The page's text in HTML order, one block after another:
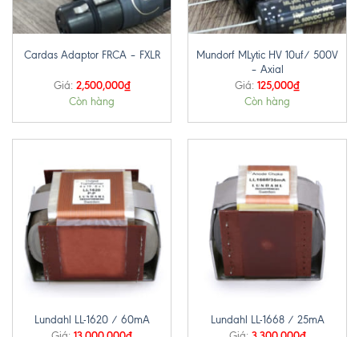
Cardas Adaptor FRCA – FXLR
Giá: 2,500,000₫
Còn hàng
Mundorf MLytic HV 10uf/ 500V
– Axial
Giá: 125,000₫
Còn hàng
Lundahl LL-1620 / 60mA
Lundahl LL-1668 / 25mA